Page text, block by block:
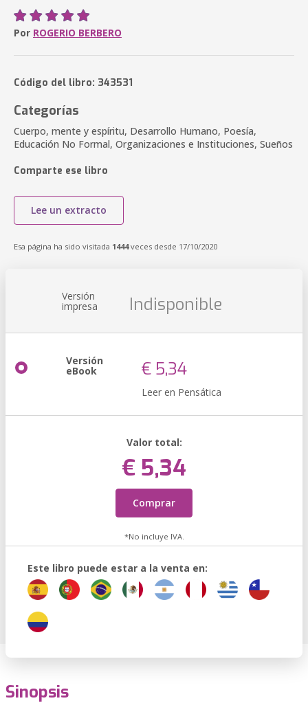
Por ROGERIO BERBERO
Código del libro: 343531
Categorías
Cuerpo, mente y espíritu, Desarrollo Humano, Poesía,
Educación No Formal, Organizaciones e Instituciones, Sueños
Comparte ese libro
Lee un extracto
Esa página ha sido visitada 1444veces desde 17/10/2020
Versión
impresa Indisponible
Versión
eBook € 5,34
Leer en Pensática
Valor total:
€ 5,34
Comprar
*No incluye IVA.
Este libro puede estar a la venta en:
Sinopsis